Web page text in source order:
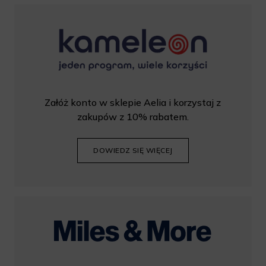
Załóż konto w sklepie Aelia i korzystaj z
zakupów z 10% rabatem.
DOWIEDZ SIĘ WIĘCEJ